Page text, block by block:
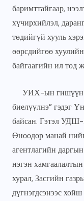
баримттайгаар,
хүчирхийлэл,
төдийгүй хууль
өөрсдийгөө
байгаагийн ил тод
УИХ-ын гишүүн
биелүүлнэ” гэдэг
байсан. Гэтэл УДШ-
Өнөөдөр манай
агентлагийн
нэгэн
хурал, Засгийн
дүгнэгдсэнээс